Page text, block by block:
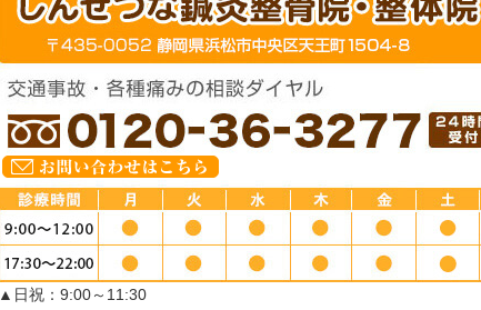
▲日祝：9:00～11:30